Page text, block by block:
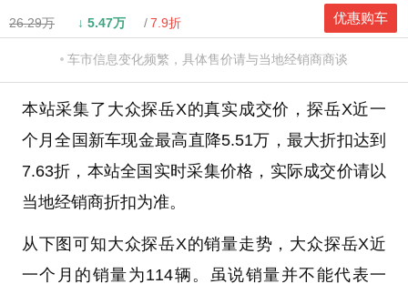
26.29万 ↓ 5.47万 7.9折 优惠购车
车市信息变化频繁，具体售价请与当地经销商商谈
本站采集了大众探岳X的真实成交价，探岳X近一
个月全国新车现金最高直降5.51万，最大折扣达到
7.63折，本站全国实时采集价格，实际成交价请以
当地经销商折扣为准。
从下图可知大众探岳X的销量走势，大众探岳X近
一个月的销量为114辆。虽说销量并不能代表一